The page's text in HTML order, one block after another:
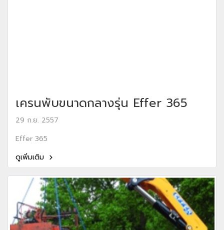
เครนพับขนาดกลางรุ่น Effer 365
29 ก.ย. 2557
Effer 365
ดูเพิ่มเติม